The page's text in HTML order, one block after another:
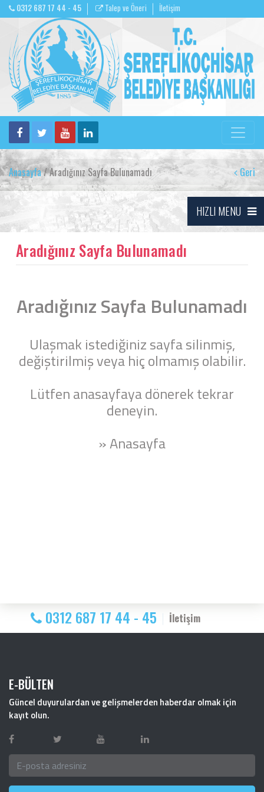
0312 687 17 44 - 45 Talep ve Öneri İletişim
Anasayfa/ Aradığınız Sayfa Bulunamadı Geri
HIZLI MENU
Aradığınız Sayfa Bulunamadı
Aradığınız Sayfa Bulunamadı
Ulaşmak istediğiniz sayfa silinmiş,
değiştirilmiş veya hiç olmamış olabilir.
Lütfen anasayfaya dönerek tekrar
deneyin.
» Anasayfa
0312 687 17 44 - 45 İletişim
E-BÜLTEN
Güncel duyurulardan ve gelişmelerden haberdar olmak için
kayıt olun.